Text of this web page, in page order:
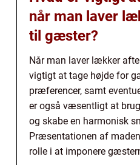
når man laver
til gæster?
Når man laver lækker
vigtigt at tage højde for
præferencer, samt
er også væsentligt at
og skabe en harmonisk
Præsentationen af
rolle i at imponere